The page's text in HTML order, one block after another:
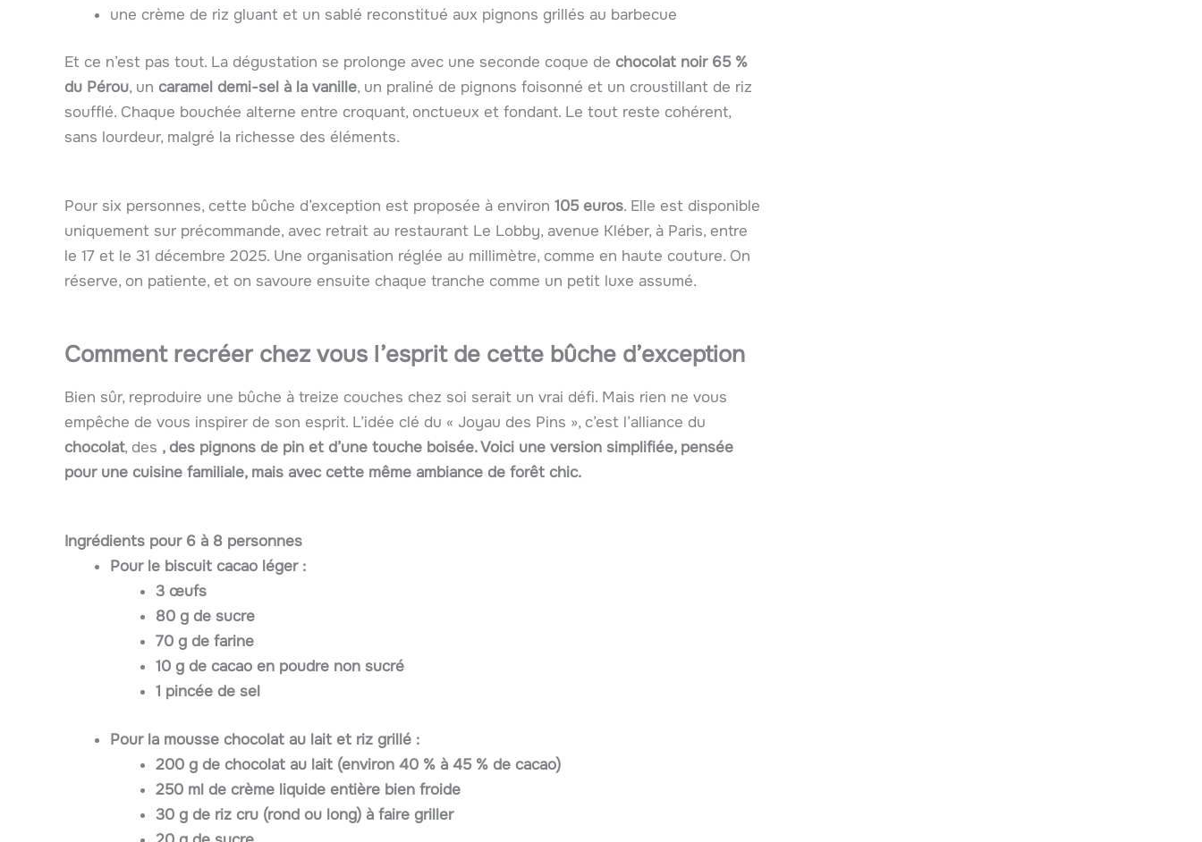
une crème de riz gluant et un sablé reconstitué aux pignons grillés au barbecue
Et ce n’est pas tout. La dégustation se prolonge avec une seconde coque de chocolat noir 65 %
du Pérou, un caramel demi-sel à la vanille, un praliné de pignons foisonné et un croustillant de riz
soufflé. Chaque bouchée alterne entre croquant, onctueux et fondant. Le tout reste cohérent,
sans lourdeur, malgré la richesse des éléments.
Pour six personnes, cette bûche d’exception est proposée à environ 105 euros. Elle est disponible
uniquement sur précommande, avec retrait au restaurant Le Lobby, avenue Kléber, à Paris, entre
le 17 et le 31 décembre 2025. Une organisation réglée au millimètre, comme en haute couture. On
réserve, on patiente, et on savoure ensuite chaque tranche comme un petit luxe assumé.
Comment recréer chez vous l’esprit de cette bûche d’exception
Bien sûr, reproduire une bûche à treize couches chez soi serait un vrai défi. Mais rien ne vous
empêche de vous inspirer de son esprit. L’idée clé du « Joyau des Pins », c’est l’alliance du
chocolat, des , des pignons de pin et d’une touche boisée. Voici une version simplifiée, pensée
pour une cuisine familiale, mais avec cette même ambiance de forêt chic.
Ingrédients pour 6 à 8 personnes
Pour le biscuit cacao léger :
3 œufs
80 g de sucre
70 g de farine
10 g de cacao en poudre non sucré
1 pincée de sel
Pour la mousse chocolat au lait et riz grillé :
200 g de chocolat au lait (environ 40 % à 45 % de cacao)
250 ml de crème liquide entière bien froide
30 g de riz cru (rond ou long) à faire griller